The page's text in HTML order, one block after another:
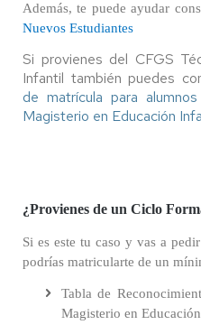
Además, te puede ayudar
Nuevos Estudiantes
Si provienes del CFGS
Infantil también puedes
de matrícula para
Magisterio en Educación
¿Provienes de un Ciclo
Si es este tu caso y vas a pedir
podrías matricularte de un
Tabla de
Magisterio en